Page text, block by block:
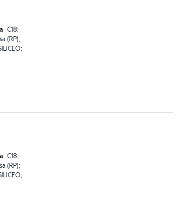
C18
(RP)
C18
(RP)